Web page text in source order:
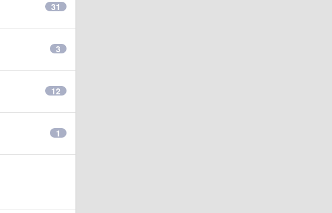
31
3
12
1